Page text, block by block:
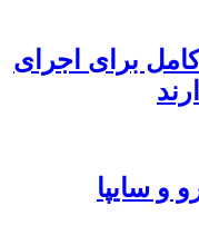
برای اجرای
و سایپا